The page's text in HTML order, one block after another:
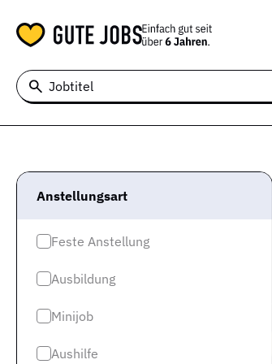
Jobtitel
Anstellungsart
Feste Anstellung
Ausbildung
Minijob
Aushilfe